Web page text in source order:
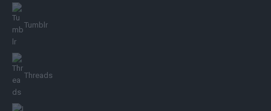
Tumblr
Threads